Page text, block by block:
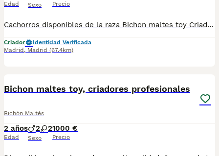
Edad Sexo Precio
Cachorros disponibles de la raza Bichon maltes toy Criadores responsables y profesionales. Exigimos seriedad. Posibilidad de ver a los ejemplares en su lugar de nacimiento junto con sus padres. Se entregan con toda su documentación en regla. tlf 679 67 30 10 preferimos una llamada teléfonica para resolver dudas, pero podeis conocernos en altodelpago.es intagram@altodelpago
Criador
Identidad Verificada
Madrid , Madrid (67.4km)
Bichon maltes toy, criadores profesionales
Bichón Maltés
2 años
Edad
2 2
Sexo
1000 €
Precio